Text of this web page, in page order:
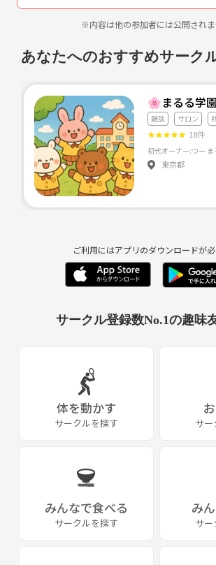
りたい」と明記してね！
ちなみにほとんどの方には関係ないですが、読ま
bounasは夏場に風物詩のように開催して自然消
く、【エンタメ】としてのオカルトを楽しむ思慮
た集まりです。
そして何が何でもオカルトだ、幽霊だと！！
言うグループとは違いますからご理解を。
なんやかやで創設約6年になります‼もうじき７
現在80名弱😊年齢性別はさまざまですが比較的
二度目ですね、この話。大事なことは2度言う主義
今年はコロコロのおかげで通常会への参加を控え
当然おりますが、そのなかで月2開催を維持して
一泊2日のオカルトツアーをしたり、赤城山に不
パワースポット登山会、野外活動的な事も夏に2
サークル名はbounas（バナス）です。
※内容は他の参加者には公開され
あなたへのおすすめサーク
🌸まるる学
雑談 サロン
★★★★★ 18件
東京都
ご利用にはアプリのダウンロードが
サークル登録数No.1の趣味
体を動かす
サークルを探す サー
みんなで食べる
サークルを探す
み
サー